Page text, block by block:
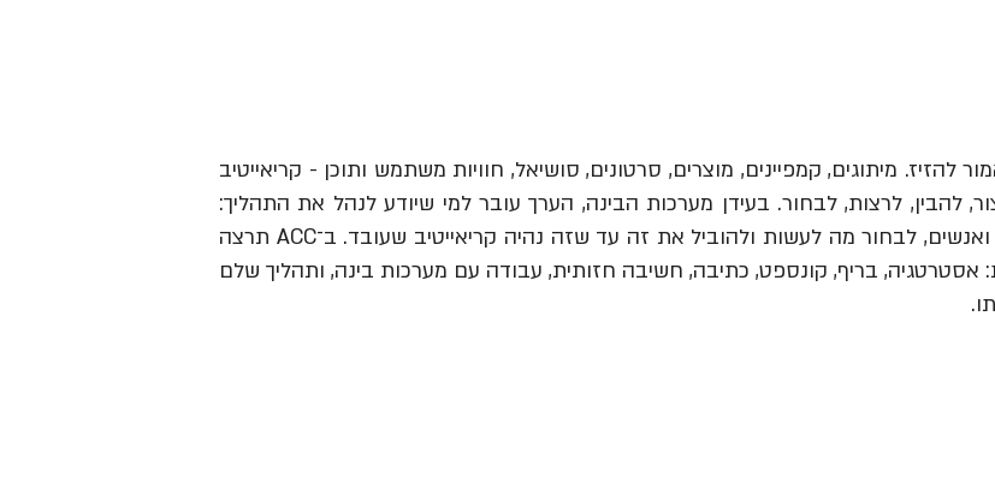
להזיז. מיתוגים, קמפיינים, מוצרים, סרטונים, סושיאל, חוויות משתמש ותוכן - קריאייטיב
להבין, לרצות, לבחור. בעידן מערכות הבינה, הערך עובר למי שיודע לנהל את התהליך:
לזהות תובנה, לבנות בריף וכיוון, להבין מותגים ואנשים, לבחור מה לעשות ולהוביל את זה עד שזה נהיה קריאייטיב שעובד. ב־ACC תרצה
אסטרטגיה, בריף, קונספט, כתיבה, חשיבה חזותית, עבודה עם מערכות בינה, ותהליך שלם